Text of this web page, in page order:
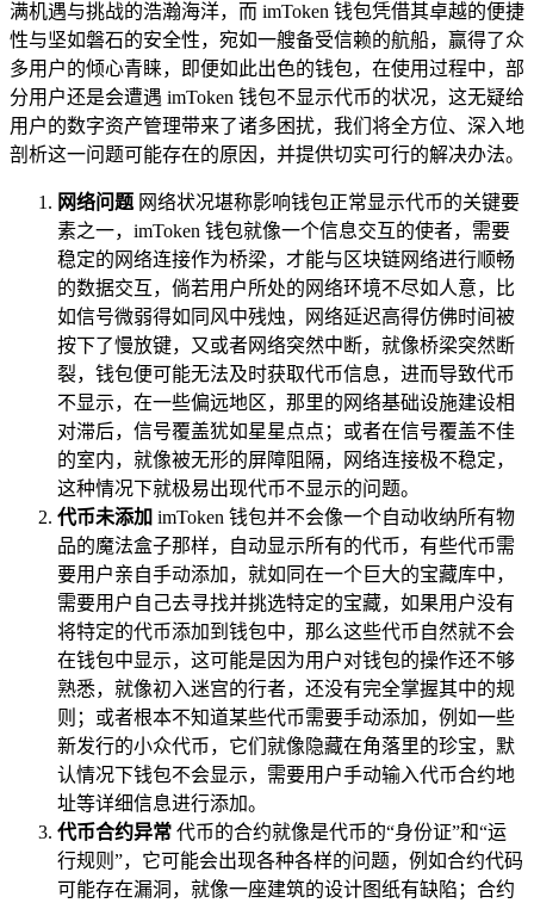
满机遇与挑战的浩瀚海洋，而 imToken 钱包凭借其卓越的便捷
性与坚如磐石的安全性，宛如一艘备受信赖的航船，赢得了众
多用户的倾心青睐，即便如此出色的钱包，在使用过程中，部
分用户还是会遭遇 imToken 钱包不显示代币的状况，这无疑给
用户的数字资产管理带来了诸多困扰，我们将全方位、深入地
剖析这一问题可能存在的原因，并提供切实可行的解决办法。
网络问题 网络状况堪称影响钱包正常显示代币的关键要
素之一，imToken 钱包就像一个信息交互的使者，需要
稳定的网络连接作为桥梁，才能与区块链网络进行顺畅
的数据交互，倘若用户所处的网络环境不尽如人意，比
如信号微弱得如同风中残烛，网络延迟高得仿佛时间被
按下了慢放键，又或者网络突然中断，就像桥梁突然断
裂，钱包便可能无法及时获取代币信息，进而导致代币
不显示，在一些偏远地区，那里的网络基础设施建设相
对滞后，信号覆盖犹如星星点点；或者在信号覆盖不佳
的室内，就像被无形的屏障阻隔，网络连接极不稳定，
这种情况下就极易出现代币不显示的问题。
代币未添加 imToken 钱包并不会像一个自动收纳所有物
品的魔法盒子那样，自动显示所有的代币，有些代币需
要用户亲自手动添加，就如同在一个巨大的宝藏库中，
需要用户自己去寻找并挑选特定的宝藏，如果用户没有
将特定的代币添加到钱包中，那么这些代币自然就不会
在钱包中显示，这可能是因为用户对钱包的操作还不够
熟悉，就像初入迷宫的行者，还没有完全掌握其中的规
则；或者根本不知道某些代币需要手动添加，例如一些
新发行的小众代币，它们就像隐藏在角落里的珍宝，默
认情况下钱包不会显示，需要用户手动输入代币合约地
址等详细信息进行添加。
代币合约异常 代币的合约就像是代币的“身份证”和“运
行规则”，它可能会出现各种各样的问题，例如合约代码
可能存在漏洞，就像一座建筑的设计图纸有缺陷；合约